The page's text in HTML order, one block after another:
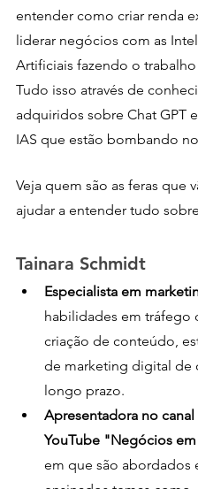
entender como criar renda
liderar negócios com as
Artificiais fazendo o
Tudo isso através de
adquiridos sobre Chat GPT
IAS que estão bombando
Veja quem são as feras que
ajudar a entender tudo
Tainara Schmidt
Especialista em
habilidades em tráfego
criação de conteúdo,
de marketing digital de
longo prazo.
Apresentadora no
YouTube "Negócios
em que são abordados